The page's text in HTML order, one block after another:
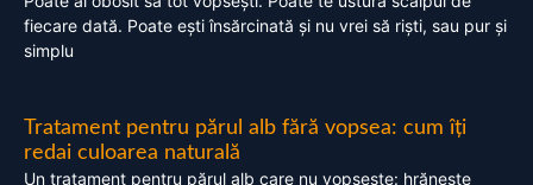
fiecare dată. Poate ești însărcinată și nu vrei să riști, sau pur și
simplu
Tratament pentru părul alb fără vopsea: cum îți
redai culoarea naturală
Un tratament pentru părul alb care nu vopsește: hrănește